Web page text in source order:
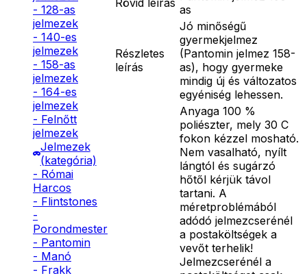
- 128-as
jelmezek
- 140-es
jelmezek
- 158-as
jelmezek
- 164-es
jelmezek
- Felnőtt
jelmezek
Jelmezek
(kategória)
- Római
Harcos
- Flintstones
-
Porondmester
- Pantomin
- Manó
- Frakk
as
Részletes
leírás
Jó minőségű
gyermekjelmez
(Pantomin jelmez 158-
as), hogy gyermeke
mindig új és változatos
egyéniség lehessen.
Anyaga 100 %
poliészter, mely 30 C
fokon kézzel mosható.
Nem vasalható, nyílt
lángtól és sugárzó
hőtől kérjük távol
tartani. A
méretproblémából
adódó jelmezcserénél
a postaköltségek a
vevőt terhelik!
Jelmezcserénél a